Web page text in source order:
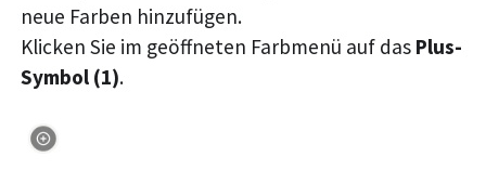
neue Farben hinzufügen.
Klicken Sie im geöffneten Farbmenü auf das Plus-
Symbol (1).